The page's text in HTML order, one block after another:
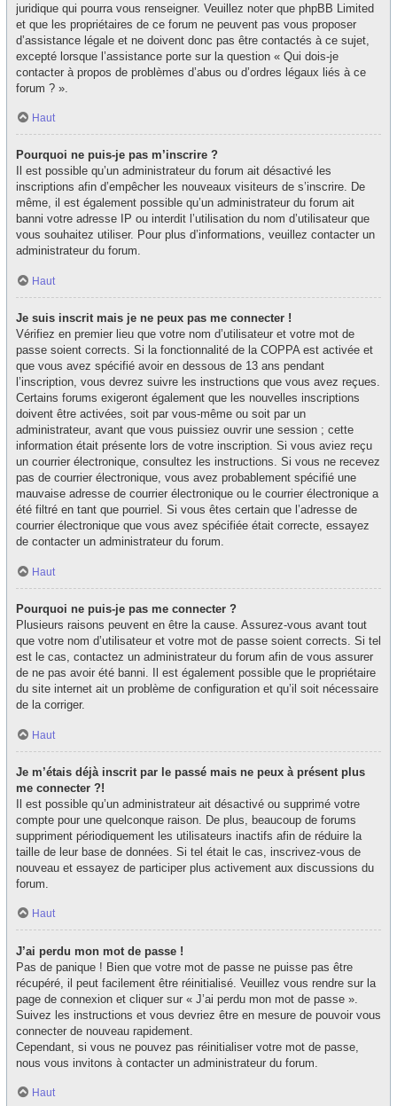
juridique qui pourra vous renseigner. Veuillez noter que phpBB Limited
et que les propriétaires de ce forum ne peuvent pas vous proposer
d’assistance légale et ne doivent donc pas être contactés à ce sujet,
excepté lorsque l’assistance porte sur la question « Qui dois-je
contacter à propos de problèmes d’abus ou d’ordres légaux liés à ce
forum ? ».
Haut
Pourquoi ne puis-je pas m’inscrire ?
Il est possible qu’un administrateur du forum ait désactivé les
inscriptions afin d’empêcher les nouveaux visiteurs de s’inscrire. De
même, il est également possible qu’un administrateur du forum ait
banni votre adresse IP ou interdit l’utilisation du nom d’utilisateur que
vous souhaitez utiliser. Pour plus d’informations, veuillez contacter un
administrateur du forum.
Haut
Je suis inscrit mais je ne peux pas me connecter !
Vérifiez en premier lieu que votre nom d’utilisateur et votre mot de
passe soient corrects. Si la fonctionnalité de la COPPA est activée et
que vous avez spécifié avoir en dessous de 13 ans pendant
l’inscription, vous devrez suivre les instructions que vous avez reçues.
Certains forums exigeront également que les nouvelles inscriptions
doivent être activées, soit par vous-même ou soit par un
administrateur, avant que vous puissiez ouvrir une session ; cette
information était présente lors de votre inscription. Si vous aviez reçu
un courrier électronique, consultez les instructions. Si vous ne recevez
pas de courrier électronique, vous avez probablement spécifié une
mauvaise adresse de courrier électronique ou le courrier électronique a
été filtré en tant que pourriel. Si vous êtes certain que l’adresse de
courrier électronique que vous avez spécifiée était correcte, essayez
de contacter un administrateur du forum.
Haut
Pourquoi ne puis-je pas me connecter ?
Plusieurs raisons peuvent en être la cause. Assurez-vous avant tout
que votre nom d’utilisateur et votre mot de passe soient corrects. Si tel
est le cas, contactez un administrateur du forum afin de vous assurer
de ne pas avoir été banni. Il est également possible que le propriétaire
du site internet ait un problème de configuration et qu’il soit nécessaire
de la corriger.
Haut
Je m’étais déjà inscrit par le passé mais ne peux à présent plus
me connecter ?!
Il est possible qu’un administrateur ait désactivé ou supprimé votre
compte pour une quelconque raison. De plus, beaucoup de forums
suppriment périodiquement les utilisateurs inactifs afin de réduire la
taille de leur base de données. Si tel était le cas, inscrivez-vous de
nouveau et essayez de participer plus activement aux discussions du
forum.
Haut
J’ai perdu mon mot de passe !
Pas de panique ! Bien que votre mot de passe ne puisse pas être
récupéré, il peut facilement être réinitialisé. Veuillez vous rendre sur la
page de connexion et cliquer sur « J’ai perdu mon mot de passe ».
Suivez les instructions et vous devriez être en mesure de pouvoir vous
connecter de nouveau rapidement.
Cependant, si vous ne pouvez pas réinitialiser votre mot de passe,
nous vous invitons à contacter un administrateur du forum.
Haut